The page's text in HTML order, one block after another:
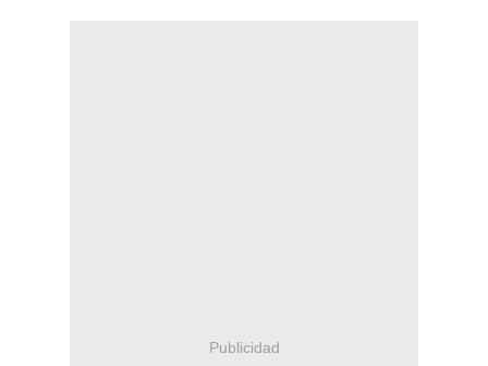
Publicidad